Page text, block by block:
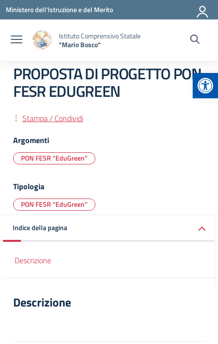
Vai ai contenuti
Vai al menu di navigazione
Vai al footer
Ministero dell'Istruzione e del Merito
Istituto Comprensivo Statale
"Mario Bosco"
PROPOSTA DI PROGETTO PON
FESR EDUGREEN
Stampa / Condividi
Argomenti
PON FESR “EduGreen”
Tipologia
PON FESR “EduGreen”
Indice della pagina
Descrizione
Descrizione